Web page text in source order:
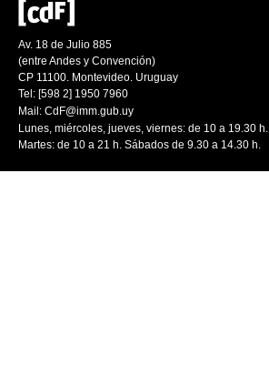
Av. 18 de Julio 885
(entre Andes y Convención)
CP 11100. Montevideo. Uruguay
Tel: [598 2] 1950 7960
Mail: CdF@imm.gub.uy
Lunes, miércoles, jueves, viernes: de 10 a 19.30 h.
Martes: de 10 a 21 h. Sábados de 9.30 a 14.30 h.